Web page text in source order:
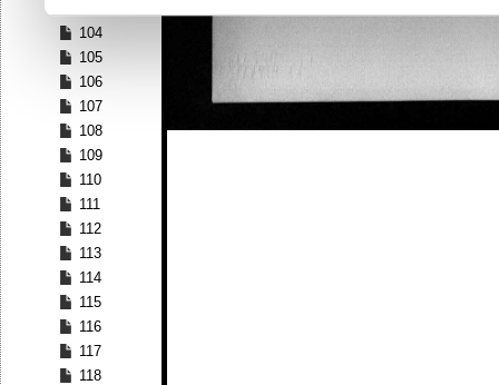
104
105
106
107
108
109
110
111
112
113
114
115
116
117
118